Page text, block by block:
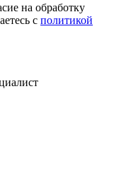
на обработку
с политикой